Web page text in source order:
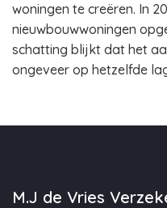
woningen te creëren. In
nieuwbouwwoningen
schatting blijkt dat het
ongeveer op hetzelfde
M.J de Vries